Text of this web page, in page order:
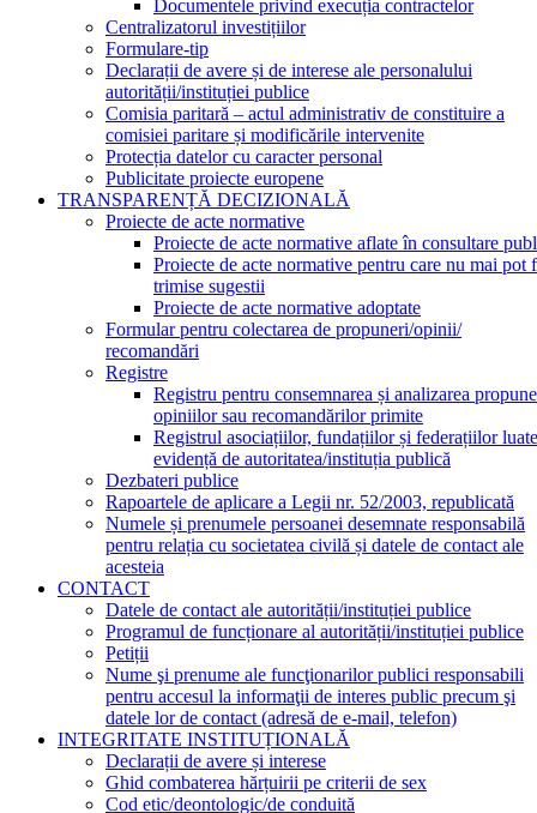
Documentele privind execuția contractelor
Centralizatorul investițiilor
Formulare-tip
Declarații de avere și de interese ale personalului
autorității/instituției publice
Comisia paritară – actul administrativ de constituire a
comisiei paritare și modificările intervenite
Protecția datelor cu caracter personal
Publicitate proiecte europene
TRANSPARENȚĂ DECIZIONALĂ
Proiecte de acte normative
Proiecte de acte normative aflate în consultare
Proiecte de acte normative pentru care nu mai pot
trimise sugestii
Proiecte de acte normative adoptate
Formular pentru colectarea de propuneri/opinii/
recomandări
Registre
Registru pentru consemnarea și analizarea
opiniilor sau recomandărilor primite
Registrul asociațiilor, fundațiilor și federațiilor
evidență de autoritatea/instituția publică
Dezbateri publice
Rapoartele de aplicare a Legii nr. 52/2003, republicată
Numele și prenumele persoanei desemnate responsabilă
pentru relația cu societatea civilă și datele de contact ale
acesteia
CONTACT
Datele de contact ale autorității/instituției publice
Programul de funcționare al autorității/instituției publice
Petiții
Nume şi prenume ale funcţionarilor publici responsabili
pentru accesul la informaţii de interes public precum şi
datele lor de contact (adresă de e-mail, telefon)
INTEGRITATE INSTITUȚIONALĂ
Declarații de avere și interese
Ghid combaterea hărțuirii pe criterii de sex
Cod etic/deontologic/de conduită